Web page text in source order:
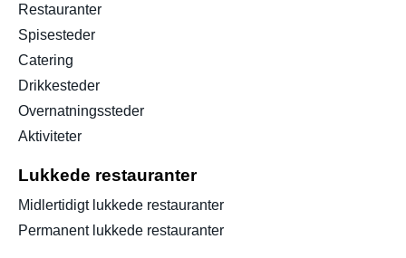
Restauranter
Spisesteder
Catering
Drikkesteder
Overnatningssteder
Aktiviteter
Lukkede restauranter
Midlertidigt lukkede restauranter
Permanent lukkede restauranter